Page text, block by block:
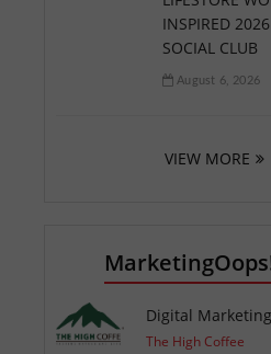
INSPIRED
SOCIAL CLUB
August 6, 2026
VIEW MORE
Digital
The High Coffee